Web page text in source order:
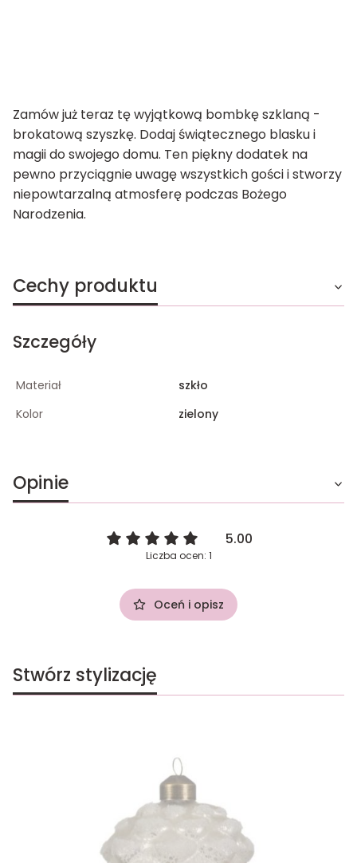
Zamów już teraz tę wyjątkową bombkę szklaną -
brokatową szyszkę. Dodaj świątecznego blasku i
magii do swojego domu. Ten piękny dodatek na
pewno przyciągnie uwagę wszystkich gości i stworzy
niepowtarzalną atmosferę podczas Bożego
Narodzenia.
Cechy produktu
Szczegóły
Materiał
szkło
Kolor
zielony
Opinie
5.00
Liczba ocen: 1
Oceń i opisz
Stwórz stylizację